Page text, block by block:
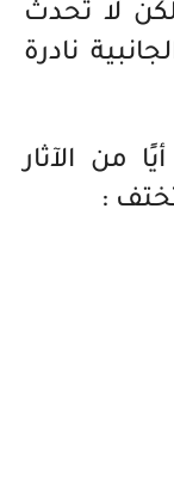
لكن لا تحدث
نادرة
من الآثار
تختف :